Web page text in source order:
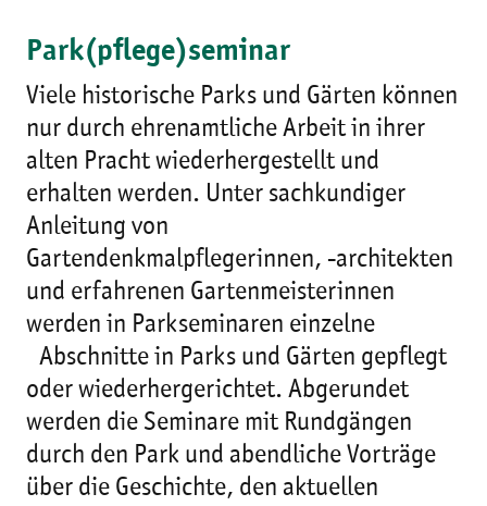
Park(pflege)seminar
Viele historische Parks und Gärten können
nur durch ehrenamtliche Arbeit in ihrer
alten Pracht wiederhergestellt und
erhalten werden. Unter sachkundiger
Anleitung von
Gartendenkmalpflegerinnen, -architekten
und erfahrenen Gartenmeisterinnen
werden in Parkseminaren einzelne
Abschnitte in Parks und Gärten gepflegt
oder wiederhergerichtet. Abgerundet
werden die Seminare mit Rundgängen
durch den Park und abendliche Vorträge
über die Geschichte, den aktuellen